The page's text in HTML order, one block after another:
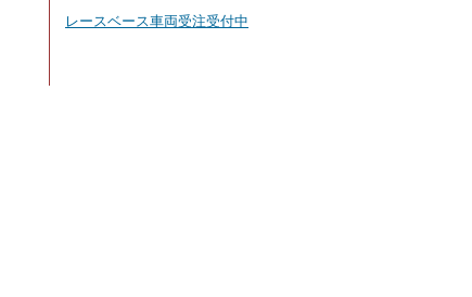
レースベース車両受注受付中